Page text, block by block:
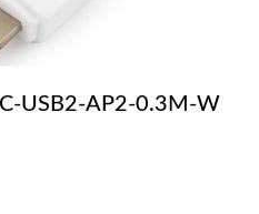
USB2-AP2-0.3M-W